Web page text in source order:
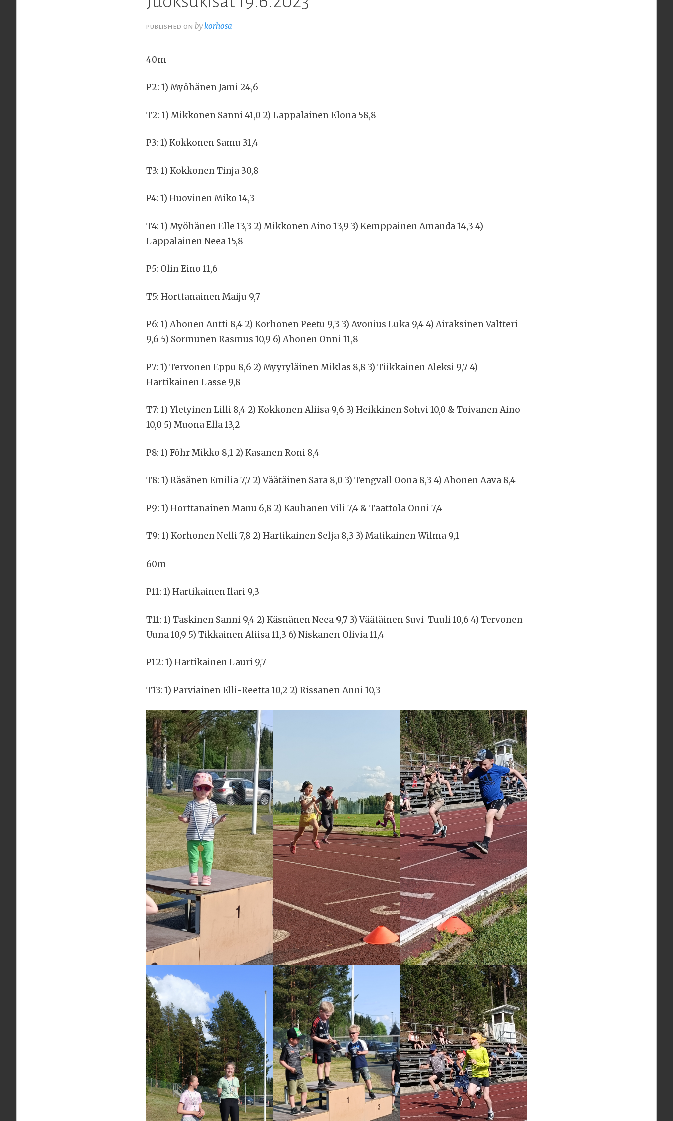
PUBLISHED ONby korhosa
40m
P2: 1) Myöhänen Jami 24,6
T2: 1) Mikkonen Sanni 41,0 2) Lappalainen Elona 58,8
P3: 1) Kokkonen Samu 31,4
T3: 1) Kokkonen Tinja 30,8
P4: 1) Huovinen Miko 14,3
T4: 1) Myöhänen Elle 13,3 2) Mikkonen Aino 13,9 3) Kemppainen Amanda 14,3 4)
Lappalainen Neea 15,8
P5: Olin Eino 11,6
T5: Horttanainen Maiju 9,7
P6: 1) Ahonen Antti 8,4 2) Korhonen Peetu 9,3 3) Avonius Luka 9,4 4) Airaksinen Valtteri
9,6 5) Sormunen Rasmus 10,9 6) Ahonen Onni 11,8
P7: 1) Tervonen Eppu 8,6 2) Myyryläinen Miklas 8,8 3) Tiikkainen Aleksi 9,7 4)
Hartikainen Lasse 9,8
T7: 1) Yletyinen Lilli 8,4 2) Kokkonen Aliisa 9,6 3) Heikkinen Sohvi 10,0 & Toivanen Aino
10,0 5) Muona Ella 13,2
P8: 1) Föhr Mikko 8,1 2) Kasanen Roni 8,4
T8: 1) Räsänen Emilia 7,7 2) Väätäinen Sara 8,0 3) Tengvall Oona 8,3 4) Ahonen Aava 8,4
P9: 1) Horttanainen Manu 6,8 2) Kauhanen Vili 7,4 & Taattola Onni 7,4
T9: 1) Korhonen Nelli 7,8 2) Hartikainen Selja 8,3 3) Matikainen Wilma 9,1
60m
P11: 1) Hartikainen Ilari 9,3
T11: 1) Taskinen Sanni 9,4 2) Käsnänen Neea 9,7 3) Väätäinen Suvi-Tuuli 10,6 4) Tervonen
Uuna 10,9 5) Tikkainen Aliisa 11,3 6) Niskanen Olivia 11,4
P12: 1) Hartikainen Lauri 9,7
T13: 1) Parviainen Elli-Reetta 10,2 2) Rissanen Anni 10,3